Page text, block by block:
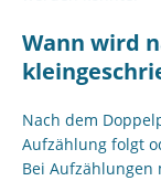
Wann wird
Nach dem
Aufzählung folgt
Bei Aufzählungen